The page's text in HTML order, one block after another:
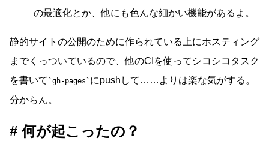
の最適化とか、他にも色んな細かい機能があるよ。
静的サイトの公開のために作られている上にホスティング
までくっついているので、他のCIを使ってシコシコタスク
を書いて
gh-pages
にpushして……よりは楽な気がする。
分からん。
何が起こったの？